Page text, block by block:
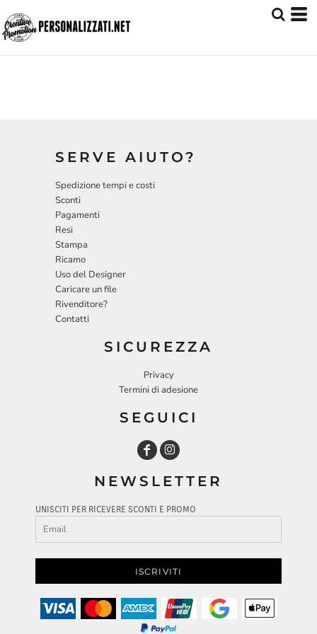
SERVE AIUTO?
Spedizione tempi e costi
Sconti
Pagamenti
Resi
Stampa
Ricamo
Uso del Designer
Caricare un file
Rivenditore?
Contatti
SICUREZZA
Privacy
Termini di adesione
SEGUICI
NEWSLETTER
UNISCITI PER RICEVERE SCONTI E PROMO
ISCRIVITI